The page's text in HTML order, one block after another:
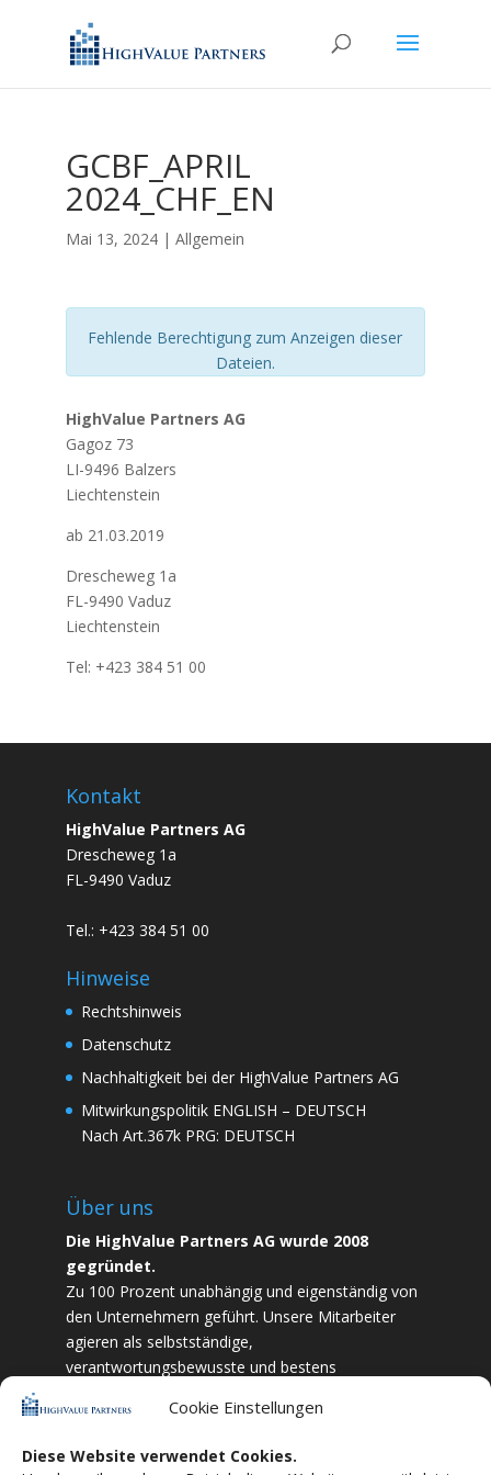
Cookie Einstellungen
Diese Website verwendet Cookies.
GCBF_APRIL
2024_CHF_EN
Mai 13, 2024| Allgemein
Fehlende Berechtigung zum Anzeigen dieser
Dateien.
HighValue Partners AG
Gagoz 73
LI-9496 Balzers
Liechtenstein
ab 21.03.2019
Drescheweg 1a
FL-9490 Vaduz
Liechtenstein
Tel: +423 384 51 00
Kontakt
HighValue Partners AG
Drescheweg 1a
FL-9490 Vaduz
Tel.: +423 384 51 00
Hinweise
Rechtshinweis
Datenschutz
Nachhaltigkeit bei der HighValue Partners AG
Mitwirkungspolitik ENGLISH – DEUTSCH
Nach Art.367k PRG: DEUTSCH
Über uns
Die HighValue Partners AG wurde 2008
gegründet.
Zu 100 Prozent unabhängig und eigenständig von
den Unternehmern geführt. Unsere Mitarbeiter
agieren als selbstständige,
verantwortungsbewusste und bestens
und Zielstrebigkeit sind wir bestrebt das